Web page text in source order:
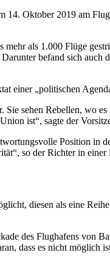
Oktober 2019 am
als 1.000 Flüge
befand sich auch
einer „politischen
sehen Rebellen, wo
ist“, sagte der
Position in
so der Richter in
diesen als eine
des Flughafens von
dass es nicht